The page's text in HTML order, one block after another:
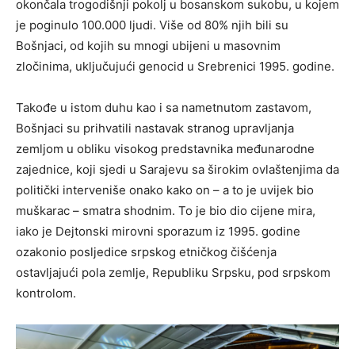
okončala trogodišnji pokolj u bosanskom sukobu, u kojem
je poginulo 100.000 ljudi. Više od 80% njih bili su
Bošnjaci, od kojih su mnogi ubijeni u masovnim
zločinima, uključujući genocid u Srebrenici 1995. godine.
Takođe u istom duhu kao i sa nametnutom zastavom,
Bošnjaci su prihvatili nastavak stranog upravljanja
zemljom u obliku visokog predstavnika međunarodne
zajednice, koji sjedi u Sarajevu sa širokim ovlaštenjima da
politički interveniše onako kako on – a to je uvijek bio
muškarac – smatra shodnim. To je bio dio cijene mira,
iako je Dejtonski mirovni sporazum iz 1995. godine
ozakonio posljedice srpskog etničkog čišćenja
ostavljajući pola zemlje, Republiku Srpsku, pod srpskom
kontrolom.